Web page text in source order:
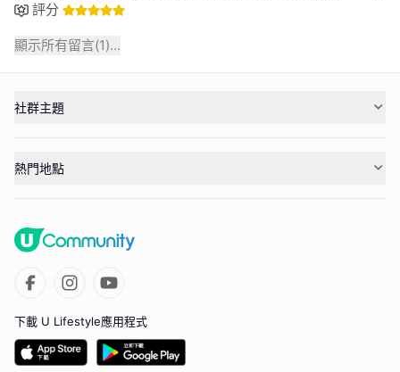
評分
顯示所有留言(1)...
社群主題
熱門地點
下載 U Lifestyle應用程式